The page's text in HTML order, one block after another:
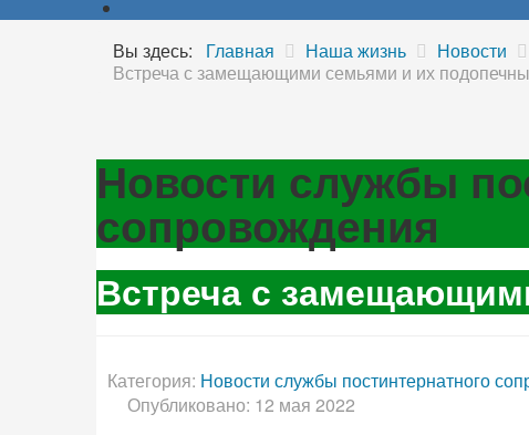
Вы здесь: Главная Наша жизнь Новости
Встреча с замещающими семьями и их
Новости службы
сопровождения
Встреча с
Категория: Новости службы постинтернатного
Опубликовано: 12 мая 2022